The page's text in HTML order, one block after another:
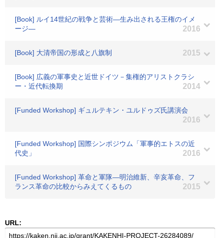
[Book] ルイ14世紀の戦争と芸術―生み出される王権のイメ
ージ―
2016
[Book] 大清帝国の形成と八旗制 2015
[Book] 広義の軍事史と近世ドイツ－集権的アリストクラシ
ー・近代転換期
2014
[Funded Workshop] ギュルテキン・ユルドゥズ氏講演会
2016
[Funded Workshop] 国際シンポジウム「軍事的エトスの近
代史」
2016
[Funded Workshop] 革命と軍隊―明治維新、辛亥革命、フ
ランス革命の比較からみえてくるもの
2015
URL: